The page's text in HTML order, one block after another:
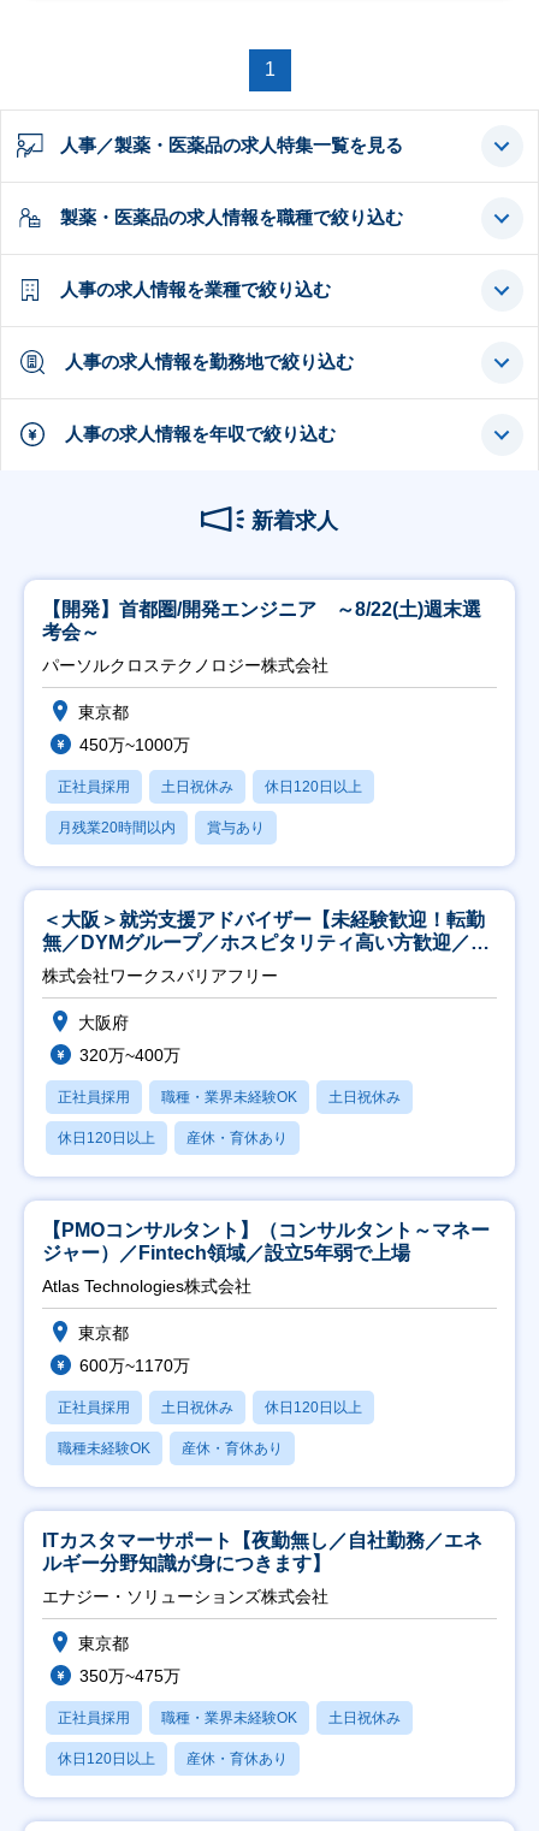
1
人事／製薬・医薬品の求人特集一覧を見る
製薬・医薬品の求人情報を職種で絞り込む
人事の求人情報を業種で絞り込む
人事の求人情報を勤務地で絞り込む
人事の求人情報を年収で絞り込む
新着求人
【開発】首都圏/開発エンジニア ～8/22(土)週末選
考会～
パーソルクロステクノロジー株式会社
東京都
450万~1000万
正社員採用 土日祝休み 休日120日以上
月残業20時間以内 賞与あり
＜大阪＞就労支援アドバイザー【未経験歓迎！転勤
無／DYMグループ／ホスピタリティ高い方歓迎／土
日祝】
株式会社ワークスバリアフリー
大阪府
320万~400万
正社員採用 職種・業界未経験OK 土日祝休み
休日120日以上 産休・育休あり
【PMOコンサルタント】（コンサルタント～マネー
ジャー）／Fintech領域／設立5年弱で上場
Atlas Technologies株式会社
東京都
600万~1170万
正社員採用 土日祝休み 休日120日以上
職種未経験OK 産休・育休あり
ITカスタマーサポート【夜勤無し／自社勤務／エネ
ルギー分野知識が身につきます】
エナジー・ソリューションズ株式会社
東京都
350万~475万
正社員採用 職種・業界未経験OK 土日祝休み
休日120日以上 産休・育休あり